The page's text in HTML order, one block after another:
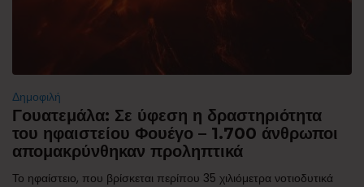
Δημοφιλή
Γουατεμάλα: Σε ύφεση η δραστηριότητα
του ηφαιστείου Φουέγο – 1.700 άνθρωποι
απομακρύνθηκαν προληπτικά
Το ηφαίστειο, που βρίσκεται περίπου 35 χιλιόμετρα νοτιοδυτικά